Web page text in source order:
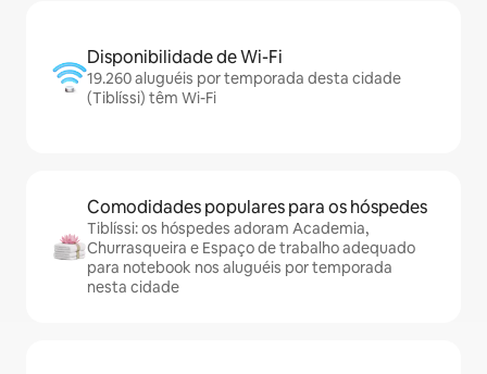
Disponibilidade de Wi-Fi
19.260 aluguéis por temporada desta cidade
(Tiblíssi) têm Wi-Fi
Comodidades populares para os hóspedes
Tiblíssi: os hóspedes adoram Academia,
Churrasqueira e Espaço de trabalho adequado
para notebook nos aluguéis por temporada
nesta cidade